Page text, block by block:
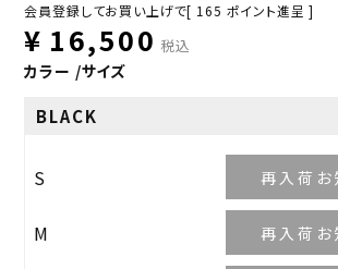
会員登録してお買い上げで[ 165 ポイント進呈 ]
¥ 16,500 税込
カラー サイズ
BLACK
S 再入荷お
M 再入荷お